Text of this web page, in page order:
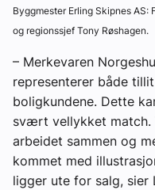
Byggmester Erling Skipnes AS:
og regionssjef Tony Røshagen.
– Merkevaren
representerer både
boligkundene. Dette
svært vellykket match.
arbeidet sammen og
kommet med
ligger ute for salg, sier